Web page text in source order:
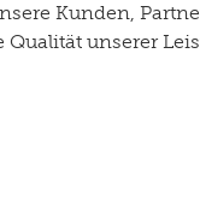
Kunden,
unserer